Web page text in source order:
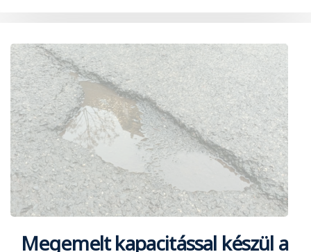
Megemelt kapacitással készül a